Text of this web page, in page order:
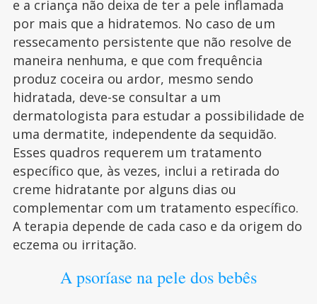
e a criança não deixa de ter a pele inflamada
por mais que a hidratemos. No caso de um
ressecamento persistente que não resolve de
maneira nenhuma, e que com frequência
produz coceira ou ardor, mesmo sendo
hidratada, deve-se consultar a um
dermatologista para estudar a possibilidade de
uma dermatite, independente da sequidão.
Esses quadros requerem um tratamento
específico que, às vezes, inclui a retirada do
creme hidratante por alguns dias ou
complementar com um tratamento específico.
A terapia depende de cada caso e da origem do
eczema ou irritação.
A psoríase na pele dos bebês